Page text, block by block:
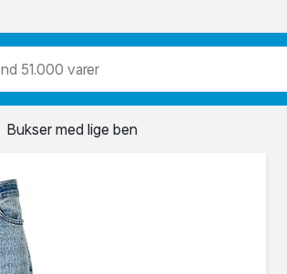
51.000 varer
Bukser med lige ben